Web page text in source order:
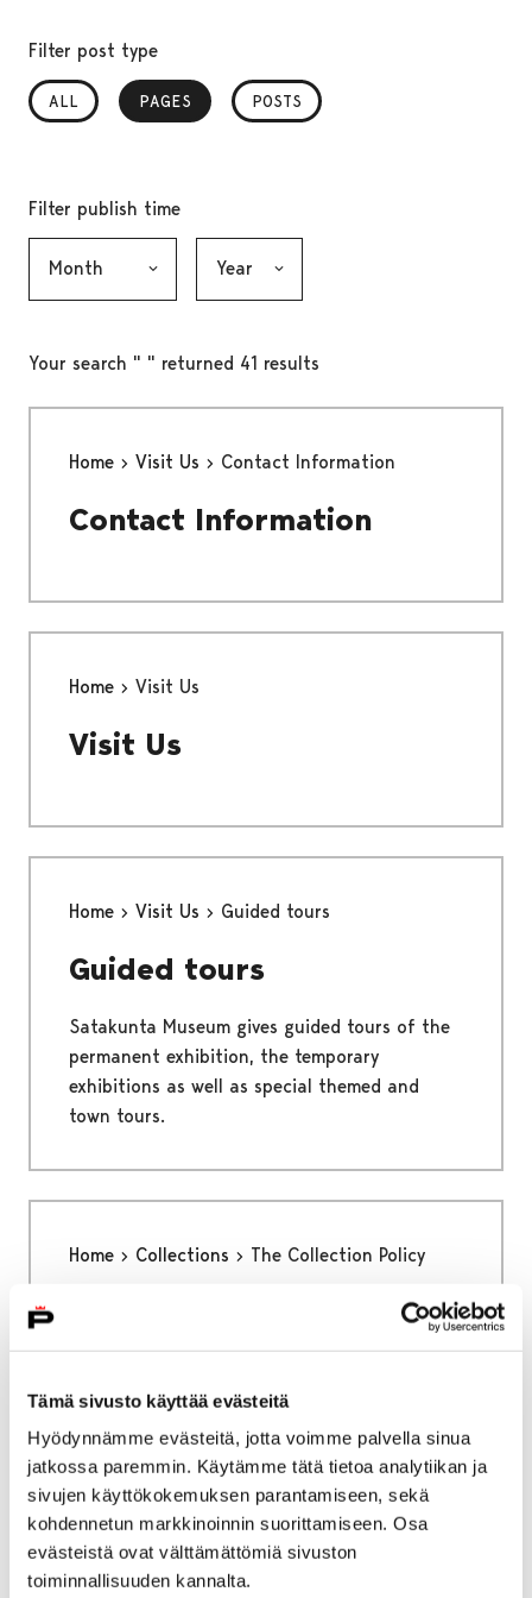
Tämä sivusto käyttää evästeitä
Hyödynnämme evästeitä, jotta voimme palvella sinua
jatkossa paremmin. Käytämme tätä tietoa analytiikan ja
sivujen käyttökokemuksen parantamiseen, sekä
kohdennetun markkinoinnin suorittamiseen. Osa
evästeistä ovat välttämättömiä sivuston
toiminnallisuuden kannalta.
Filter post type
ALL PAGES
, SELECTED POSTS
Filter publish time
Your search " " returned 41 results
Home Visit Us Contact Information
Contact Information
Home Visit Us
Visit Us
Home Visit Us Guided tours
Guided tours
Satakunta Museum gives guided tours of the
permanent exhibition, the temporary
exhibitions as well as special themed and
town tours.
Home Collections The Collection Policy
Home
Collections
The Ark Nature Centre Collections
The Ark Nature Centre